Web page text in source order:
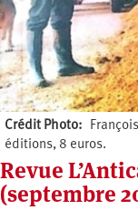
Crédit Photo
éditions, 8 euros.
Revue
(septembre